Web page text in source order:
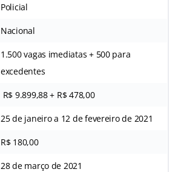
Policial
Nacional
1.500 vagas imediatas + 500 para
excedentes
R$ 9.899,88 + R$ 478,00
25 de janeiro a 12 de fevereiro de 2021
R$ 180,00
28 de março de 2021